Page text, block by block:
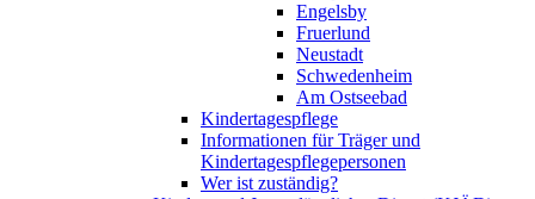
Engelsby
Fruerlund
Neustadt
Schwedenheim
Am Ostseebad
Kindertagespflege
Informationen für Träger und
Kindertagespflegepersonen
Wer ist zuständig?